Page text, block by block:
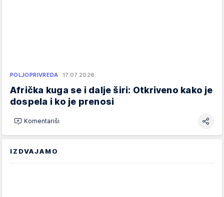
POLJOPRIVREDA 17.07.2026.
Afrička kuga se i dalje širi: Otkriveno kako je
dospela i ko je prenosi
Komentariši
IZDVAJAMO